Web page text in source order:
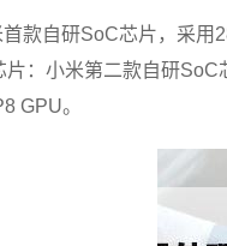
款自研SoC芯片，采
片：小米第二款自研
GPU。